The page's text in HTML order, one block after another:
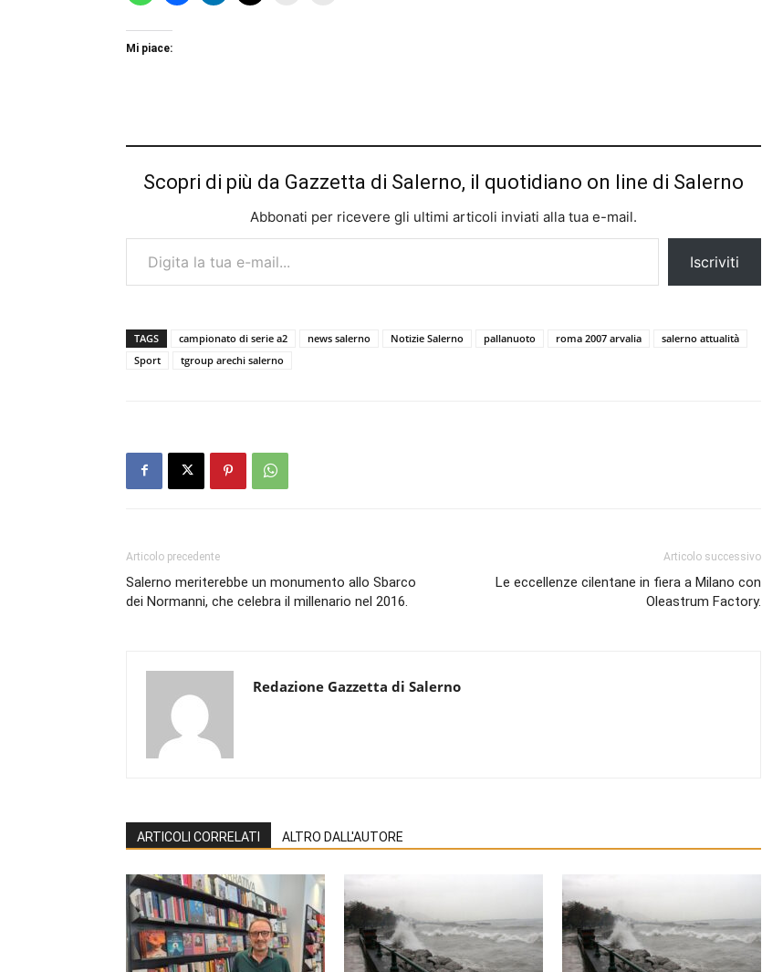
Mi piace:
Scopri di più da Gazzetta di Salerno, il quotidiano on line di Salerno
Abbonati per ricevere gli ultimi articoli inviati alla tua e-mail.
Digita la tua e-mail...
Iscriviti
TAGS campionato di serie a2 news salerno Notizie Salerno pallanuoto roma 2007 arvalia
salerno attualità
Sport
tgroup arechi salerno
Articolo precedente
Salerno meriterebbe un monumento allo Sbarco
dei Normanni, che celebra il millenario nel 2016.
Articolo successivo
Le eccellenze cilentane in fiera a Milano con
Oleastrum Factory.
Redazione Gazzetta di Salerno
ARTICOLI CORRELATI ALTRO DALL'AUTORE